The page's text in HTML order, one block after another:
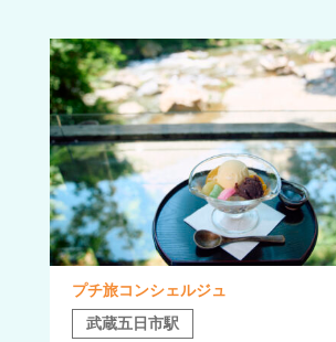
プチ旅コンシェルジュ
武蔵五日市駅